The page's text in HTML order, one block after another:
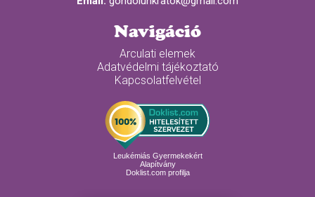
Navigáció
Arculati elemek
Adatvédelmi tájékoztató
Kapcsolatfelvétel
Leukémiás Gyermekekért
Alapítvány
Doklist.com profilja